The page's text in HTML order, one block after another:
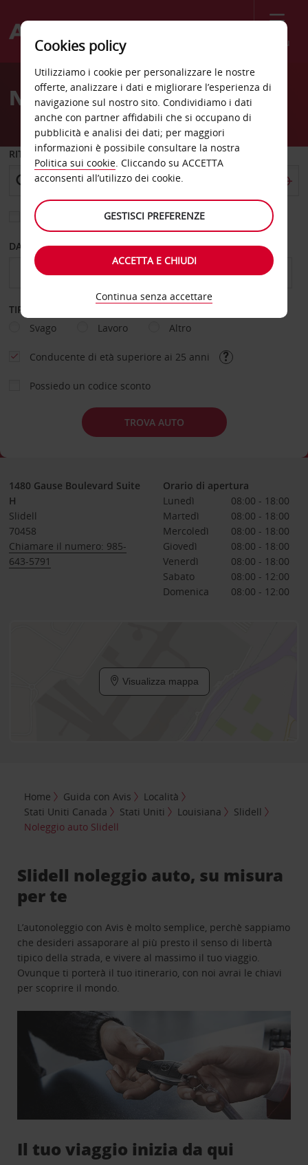
Menù
Welcome
AvisNoleggio auto Slidell
RITIRO DA
Scegli una località di riconsegna diversa
DAL GIORNO AL GIORNO
TIPOLOGIA DI NOLEGGIO
Svago
Lavoro Altro
Conducente di età superiore ai 25 anni
Possiedo un codice sconto
TROVA AUTO
1480 Gause Boulevard Suite
H
Slidell
70458
Chiamare il numero: 985-
643-5791
Orario di apertura
Lunedì
08:00 - 18:00
Martedì
08:00 - 18:00
Mercoledì
08:00 - 18:00
Giovedì
08:00 - 18:00
Venerdì
08:00 - 18:00
Sabato
08:00 - 12:00
Domenica
08:00 - 12:00
Visualizza mappa
Home Guida con Avis
Località
Stati Uniti Canada
Stati Uniti Louisiana
Slidell
Noleggio auto Slidell
Slidell noleggio auto, su misura
per te
L’autonoleggio con Avis è molto semplice, perchè sappiamo
che desideri assaporare al più presto il senso di libertà
tipico della strada, e vivere al massimo il tuo viaggio.
Ovunque ti porterà il tuo itinerario, con noi avrai le chiavi
per scoprire il mondo.
Il tuo viaggio inizia da qui
Cookies policy
Utilizziamo i cookie per personalizzare le nostre
offerte, analizzare i dati e migliorare l’esperienza di
navigazione sul nostro sito. Condividiamo i dati
anche con partner affidabili che si occupano di
pubblicità e analisi dei dati; per maggiori
informazioni è possibile consultare la nostra
Politica sui cookie. Cliccando su ACCETTA
acconsenti all’utilizzo dei cookie.
GESTISCI PREFERENZE
ACCETTA E CHIUDI
Continua senza accettare